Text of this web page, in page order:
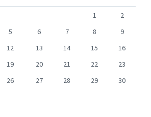
1
2
5 6 7 8
9
12 13 14 15
16
19 20 21 22
23
26 27 28 29
30